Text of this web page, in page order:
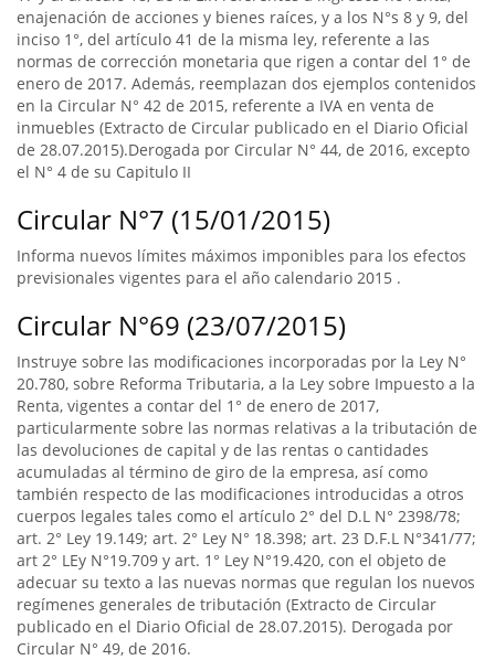
enajenación de acciones y bienes raíces, y a los N°s 8 y 9, del
inciso 1°, del artículo 41 de la misma ley, referente a las
normas de corrección monetaria que rigen a contar del 1° de
enero de 2017. Además, reemplazan dos ejemplos contenidos
en la Circular N° 42 de 2015, referente a IVA en venta de
inmuebles (Extracto de Circular publicado en el Diario Oficial
de 28.07.2015).Derogada por Circular N° 44, de 2016, excepto
el N° 4 de su Capitulo II
Circular N°7 (15/01/2015)
Informa nuevos límites máximos imponibles para los efectos
previsionales vigentes para el año calendario 2015 .
Circular N°69 (23/07/2015)
Instruye sobre las modificaciones incorporadas por la Ley N°
20.780, sobre Reforma Tributaria, a la Ley sobre Impuesto a la
Renta, vigentes a contar del 1° de enero de 2017,
particularmente sobre las normas relativas a la tributación de
las devoluciones de capital y de las rentas o cantidades
acumuladas al término de giro de la empresa, así como
también respecto de las modificaciones introducidas a otros
cuerpos legales tales como el artículo 2° del D.L N° 2398/78;
art. 2° Ley 19.149; art. 2° Ley N° 18.398; art. 23 D.F.L N°341/77;
art 2° LEy N°19.709 y art. 1° Ley N°19.420, con el objeto de
adecuar su texto a las nuevas normas que regulan los nuevos
regímenes generales de tributación (Extracto de Circular
publicado en el Diario Oficial de 28.07.2015). Derogada por
Circular N° 49, de 2016.